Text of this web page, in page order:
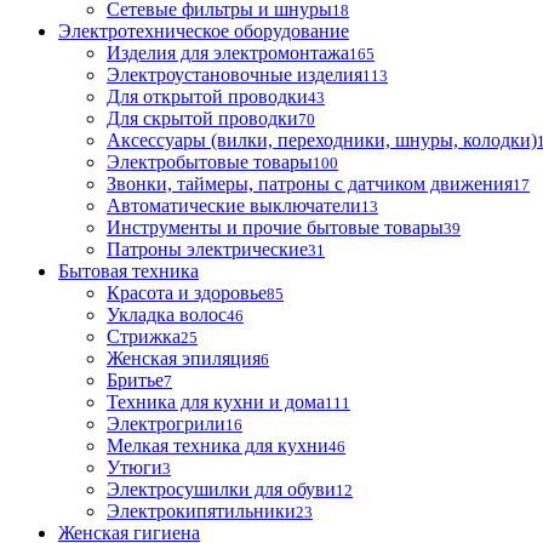
Сетевые фильтры и шнуры18
Электротехническое оборудование
Изделия для электромонтажа165
Электроустановочные изделия113
Для открытой проводки43
Для скрытой проводки70
Аксессуары (вилки, переходники, шнуры, колодки)
Электробытовые товары100
Звонки, таймеры, патроны с датчиком движения17
Автоматические выключатели13
Инструменты и прочие бытовые товары39
Патроны электрические31
Бытовая техника
Красота и здоровье85
Укладка волос46
Стрижка25
Женская эпиляция6
Бритье7
Техника для кухни и дома111
Электрогрили16
Мелкая техника для кухни46
Утюги3
Электросушилки для обуви12
Электрокипятильники23
Женская гигиена